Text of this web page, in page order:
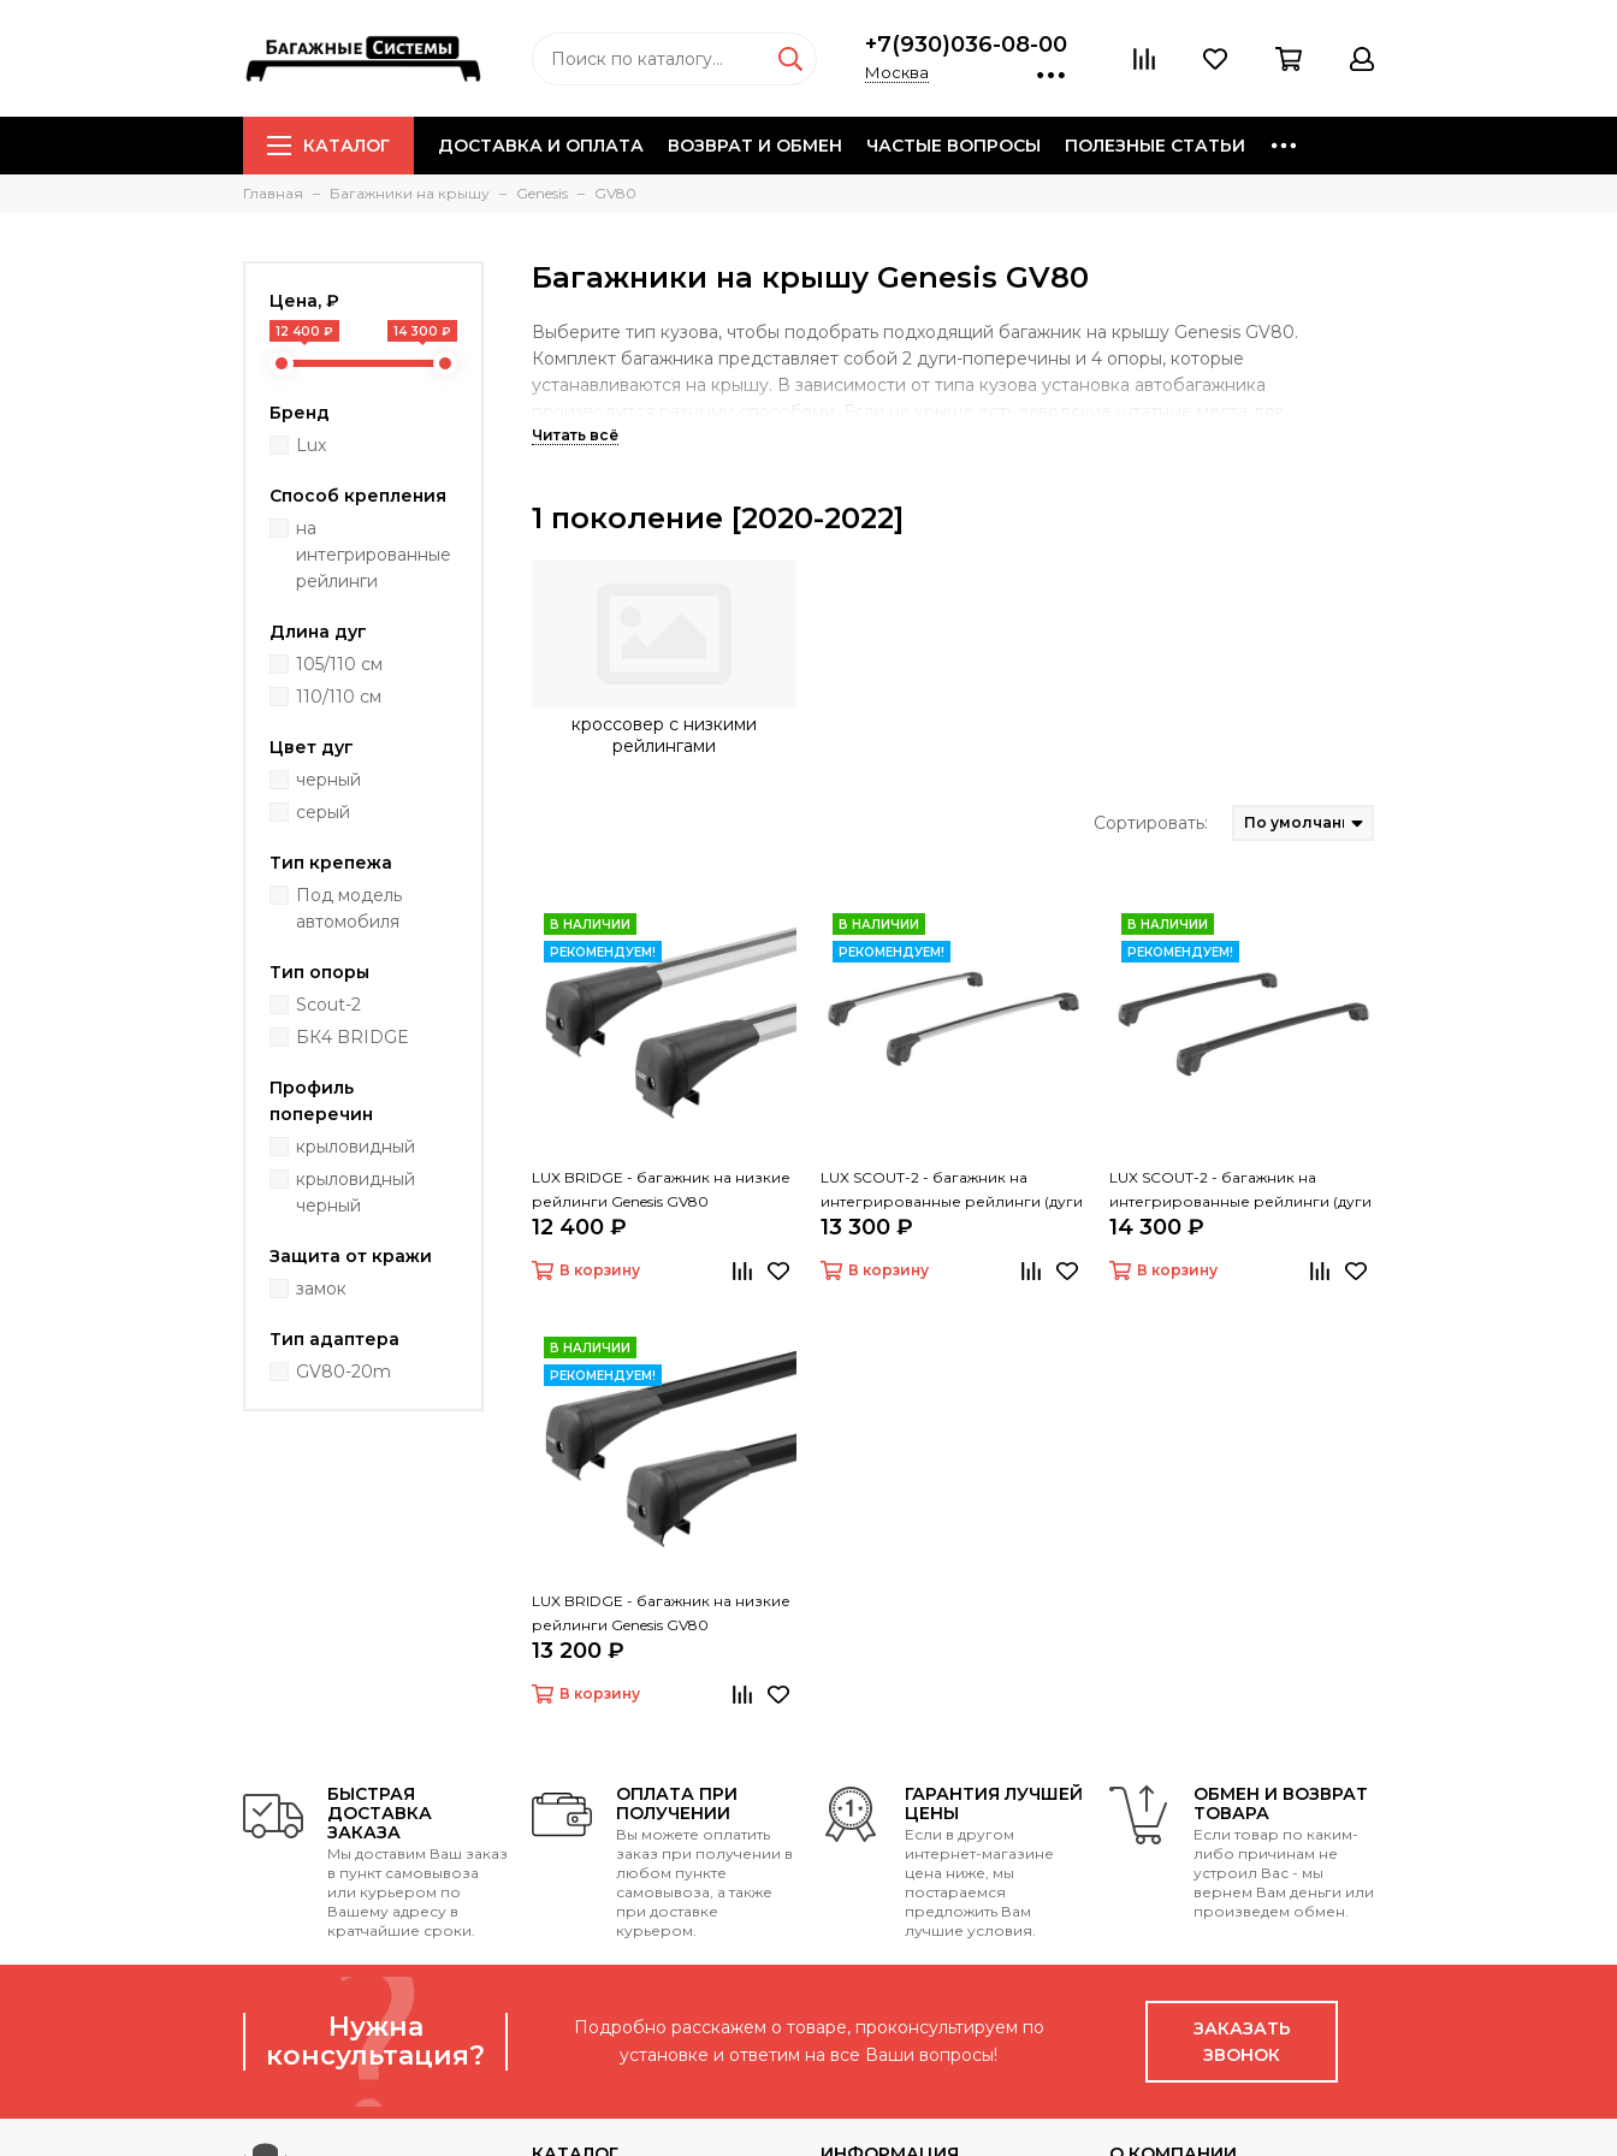
+7(930)036-08-00
Москва
КАТАЛОГ ДОСТАВКА И ОПЛАТА ВОЗВРАТ И ОБМЕН ЧАСТЫЕ ВОПРОСЫ ПОЛЕЗНЫЕ СТАТЬИ
Главная Багажники на крышу Genesis GV80
Цена, ₽
12 400 ₽ 14 300 ₽
Бренд
Lux
Способ крепления
на
интегрированные
рейлинги
Длина дуг
105/110 см
110/110 см
Цвет дуг
черный
серый
Тип крепежа
Под модель
автомобиля
Тип опоры
Scout-2
БК4 BRIDGE
Профиль
поперечин
крыловидный
крыловидный
черный
Защита от кражи
замок
Тип адаптера
GV80-20m
Багажники на крышу Genesis GV80
Выберите тип кузова, чтобы подобрать подходящий багажник на крышу Genesis GV80.
Комплект багажника представляет собой 2 дуги-поперечины и 4 опоры, которые
устанавливаются на крышу. В зависимости от типа кузова установка автобагажника
производится разными способами. Если на крыше есть заводские штатные места для
крепления багажной системы, то опора будет учитывать именно такой тип крепления. В
осуществляться непосредственно на рейлинги.
1 поколение [2020-2022]
кроссовер с низкими
рейлингами
Сортировать:
В НАЛИЧИИ
РЕКОМЕНДУЕМ!
LUX BRIDGE - багажник на низкие
рейлинги Genesis GV80
12 400 ₽
В корзину
В НАЛИЧИИ
РЕКОМЕНДУЕМ!
LUX SCOUT-2 - багажник на
интегрированные рейлинги (дуги
крыловидные серые 110 см)
13 300 ₽
В корзину
В НАЛИЧИИ
РЕКОМЕНДУЕМ!
LUX SCOUT-2 - багажник на
интегрированные рейлинги (дуги
крыловидные черные 110 см)
14 300 ₽
В корзину
В НАЛИЧИИ
РЕКОМЕНДУЕМ!
LUX BRIDGE - багажник на низкие
рейлинги Genesis GV80
13 200 ₽
В корзину
БЫСТРАЯ
ДОСТАВКА
ЗАКАЗА
Мы доставим Ваш заказ
в пункт самовывоза
или курьером по
Вашему адресу в
кратчайшие сроки.
ОПЛАТА ПРИ
ПОЛУЧЕНИИ
Вы можете оплатить
заказ при получении в
любом пункте
самовывоза, а также
при доставке
курьером.
ГАРАНТИЯ ЛУЧШЕЙ
ЦЕНЫ
Если в другом
интернет-магазине
цена ниже, мы
постараемся
предложить Вам
лучшие условия.
ОБМЕН И ВОЗВРАТ
ТОВАРА
Если товар по каким-
либо причинам не
устроил Вас - мы
вернем Вам деньги или
произведем обмен.
Нужна
консультация?
Подробно расскажем о товаре, проконсультируем по
установке и ответим на все Ваши вопросы!
ЗАКАЗАТЬ
ЗВОНОК